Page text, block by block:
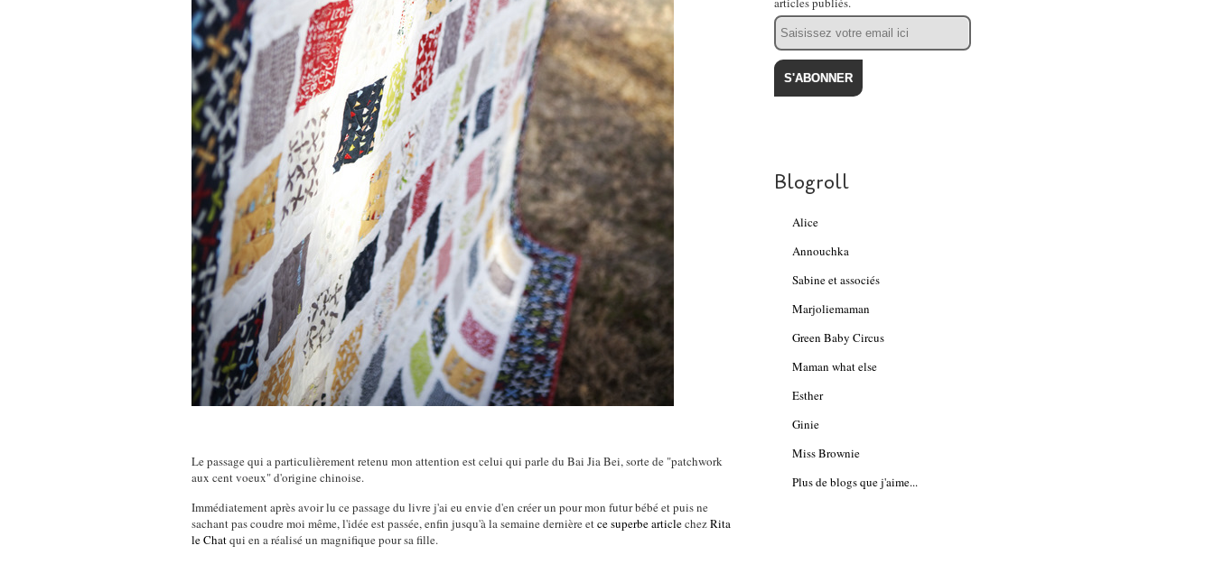
Le passage qui a particulièrement retenu mon attention est celui qui parle du Bai Jia Bei, sorte de "patchwork
aux cent voeux" d'origine chinoise.
Immédiatement après avoir lu ce passage du livre j'ai eu envie d'en créer un pour mon futur bébé et puis ne
sachant pas coudre moi même, l'idée est passée, enfin jusqu'à la semaine dernière etce superbe articlechezRita
le Chatqui en a réalisé un magnifique pour sa fille.
Email
Blogroll
Alice
Annouchka
Sabine et associés
Marjoliemaman
Green Baby Circus
Maman what else
Esther
Ginie
Miss Brownie
Plus de blogs que j'aime...